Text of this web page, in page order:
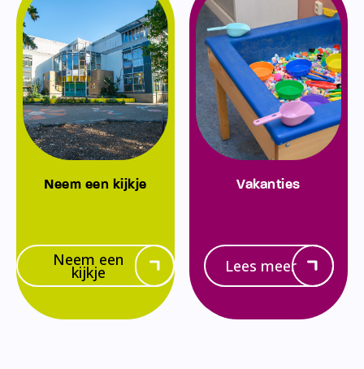
Neem een kijkje
Neem een
kijkje
Vakanties
Lees meer